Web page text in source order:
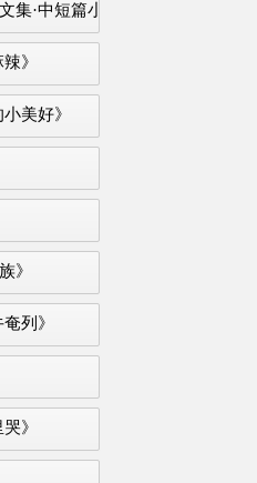
集·中短篇小说选》
》
美好》
》
列》
》